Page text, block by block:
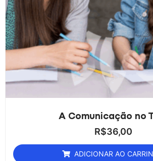
A Comunicação no
R$36,00
ADICIONAR AO